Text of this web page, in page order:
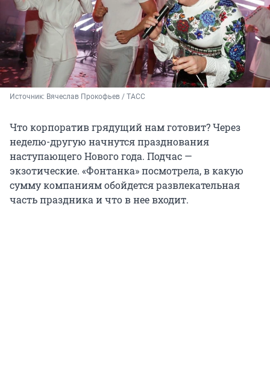
Источник: Вячеслав Прокофьев / ТАСС
Что корпоратив грядущий нам готовит? Через
неделю-другую начнутся празднования
наступающего Нового года. Подчас —
экзотические. «Фонтанка» посмотрела, в какую
сумму компаниям обойдется развлекательная
часть праздника и что в нее входит.